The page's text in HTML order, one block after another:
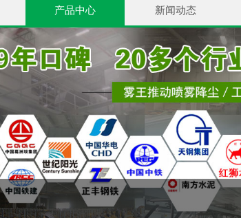
产品中心 新闻动态